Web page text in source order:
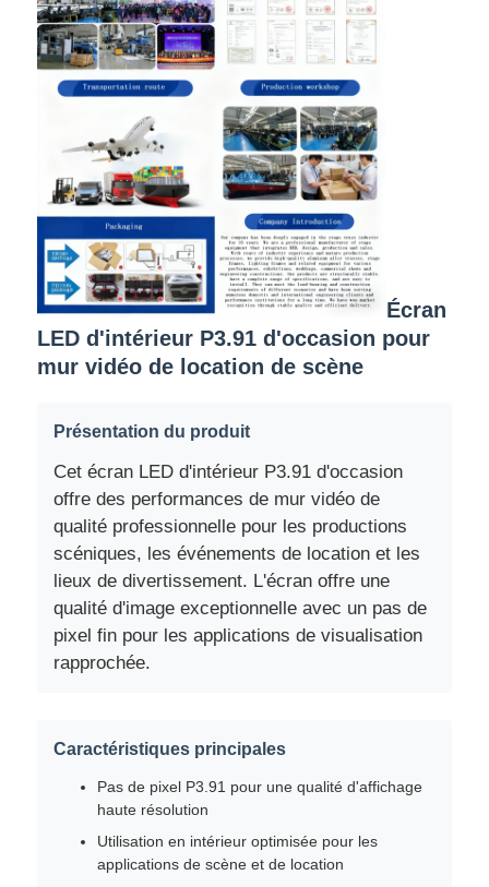
Maison
À propos de nous
Écran
LED d'intérieur P3.91 d'occasion pour
mur vidéo de location de scène
Présentation du produit
Cet écran LED d'intérieur P3.91 d'occasion
offre des performances de mur vidéo de
qualité professionnelle pour les productions
scéniques, les événements de location et les
lieux de divertissement. L'écran offre une
qualité d'image exceptionnelle avec un pas de
pixel fin pour les applications de visualisation
rapprochée.
Caractéristiques principales
Pas de pixel P3.91 pour une qualité d'affichage
haute résolution
Utilisation en intérieur optimisée pour les
applications de scène et de location